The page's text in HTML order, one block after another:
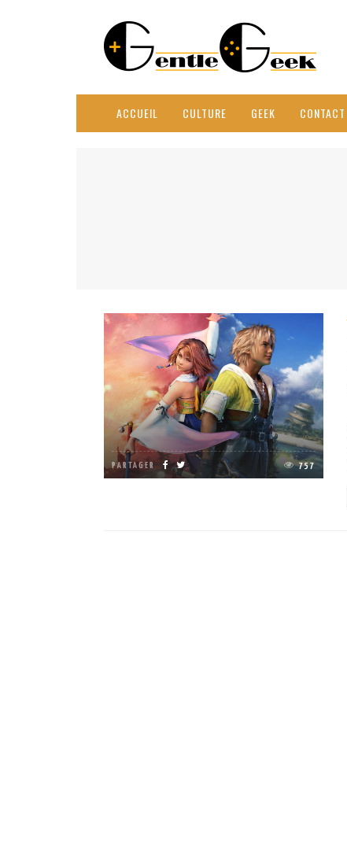
ACCUEIL CULTURE GEEK CONTACT
PARTAGER 757